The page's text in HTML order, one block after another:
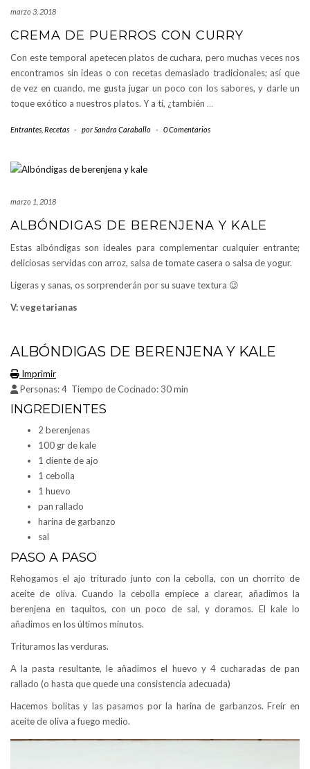
marzo 3, 2018
CREMA DE PUERROS CON CURRY
Con este temporal apetecen platos de cuchara, pero muchas veces nos
encontramos sin ideas o con recetas demasiado tradicionales; así que
de vez en cuando, me gusta jugar un poco con los sabores, y darle un
toque exótico a nuestros platos. Y a tí, ¿también …
Entrantes Recetas - por Sandra Caraballo - 0 Comentarios
marzo 1, 2018
ALBÓNDIGAS DE BERENJENA Y KALE
Estas albóndigas son ideales para complementar cualquier entrante;
deliciosas servidas con arroz, salsa de tomate casera o salsa de yogur.
Ligeras y sanas, os sorprenderán por su suave textura 😉
V: vegetarianas
ALBÓNDIGAS DE BERENJENA Y KALE
Imprimir
Personas:4 Tiempo de Cocinado: 30 min
INGREDIENTES
2 berenjenas
100 gr de kale
1 diente de ajo
1 cebolla
1 huevo
pan rallado
harina de garbanzo
sal
PASO A PASO
Rehogamos el ajo triturado junto con la cebolla, con un chorrito de
aceite de oliva. Cuando la cebolla empiece a clarear, añadimos la
berenjena en taquitos, con un poco de sal, y doramos. El kale lo
añadimos en los últimos minutos.
Trituramos las verduras.
A la pasta resultante, le añadimos el huevo y 4 cucharadas de pan
rallado (o hasta que quede una consistencia adecuada)
Hacemos bolitas y las pasamos por la harina de garbanzos. Freír en
aceite de oliva a fuego medio.